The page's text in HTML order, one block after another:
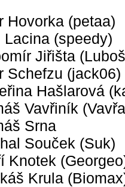
Hovorka (petaa)
Lacina (speedy)
Jiřišta
Schefzu (jack06)
Hašlarová
Vavřiník
Srna
Souček (Suk)
Knotek
Krula